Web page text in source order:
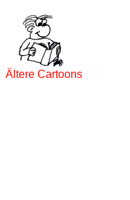
Ältere Cartoons